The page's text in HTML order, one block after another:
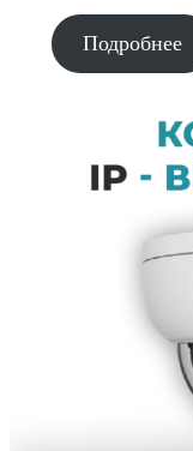
Подробнее